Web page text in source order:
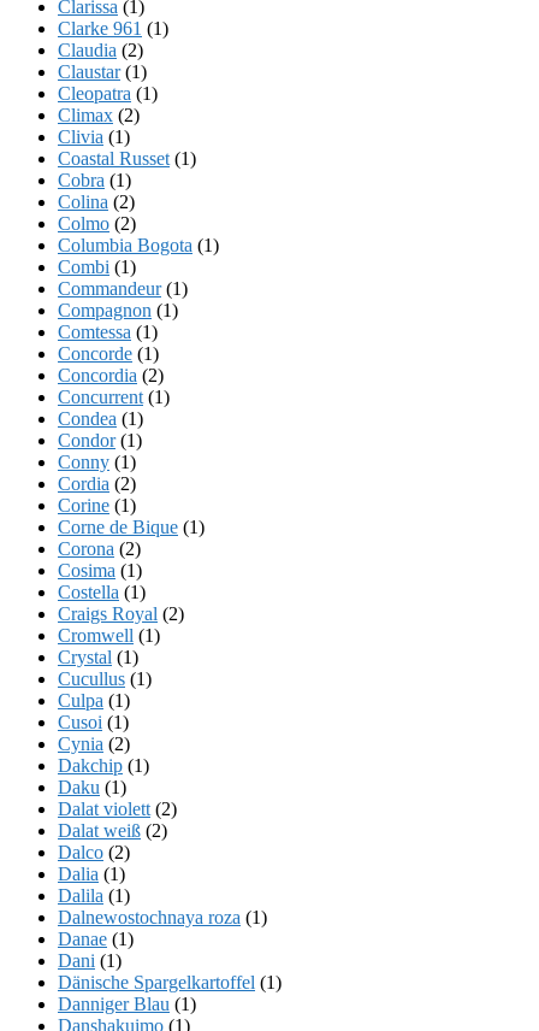
Clarissa (1)
Clarke 961 (1)
Claudia (2)
Claustar(1)
Cleopatra (1)
Climax (2)
Clivia (1)
Coastal Russet (1)
Cobra (1)
Colina (2)
Colmo (2)
Columbia Bogota (1)
Combi (1)
Commandeur(1)
Compagnon (1)
Comtessa (1)
Concorde (1)
Concordia (2)
Concurrent (1)
Condea (1)
Condor(1)
Conny (1)
Cordia (2)
Corine (1)
Corne de Bique (1)
Corona (2)
Cosima (1)
Costella (1)
Craigs Royal (2)
Cromwell (1)
Crystal (1)
Cucullus (1)
Culpa (1)
Cusoi (1)
Cynia (2)
Dakchip (1)
Daku (1)
Dalat violett (2)
Dalat weiß (2)
Dalco (2)
Dalia (1)
Dalila (1)
Dalnewostochnaya roza (1)
Danae (1)
Dani (1)
Dänische Spargelkartoffel (1)
Danniger Blau (1)
Danshakuimo (1)